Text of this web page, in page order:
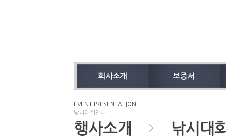
회사소개 보증서
EVENT PRESENTATION
낚시대회안내
행사소개 > 낚시대회